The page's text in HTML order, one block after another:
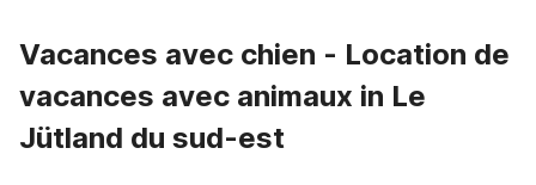
Vacances avec chien - Location de
vacances avec animaux in Le
Jütland du sud-est